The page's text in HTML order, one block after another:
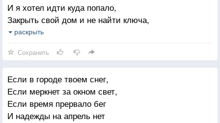
И я хотел идти куда попало,
Закрыть свой дом и не найти ключа,
Но верил я, не все еще пропало,
И спеть меня, никто не мог заставить,
Молчание — начало всех начал,
Но если плечи песней мне расправит,
Как трудно будет сделать так, чтоб я молчал.
раскрыть
Сохранить
Если в городе твоем снег,
Если меркнет за окном свет,
Если время прервало бег
И надежды на апрель нет